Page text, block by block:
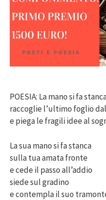
POESIA: La mano si fa
raccoglie l’ultimo foglio
e piega le fragili idee al
La sua mano si fa stanca
sulla tua amata fronte
e cede il passo all’addio
siede sul gradino
e contempla il suo